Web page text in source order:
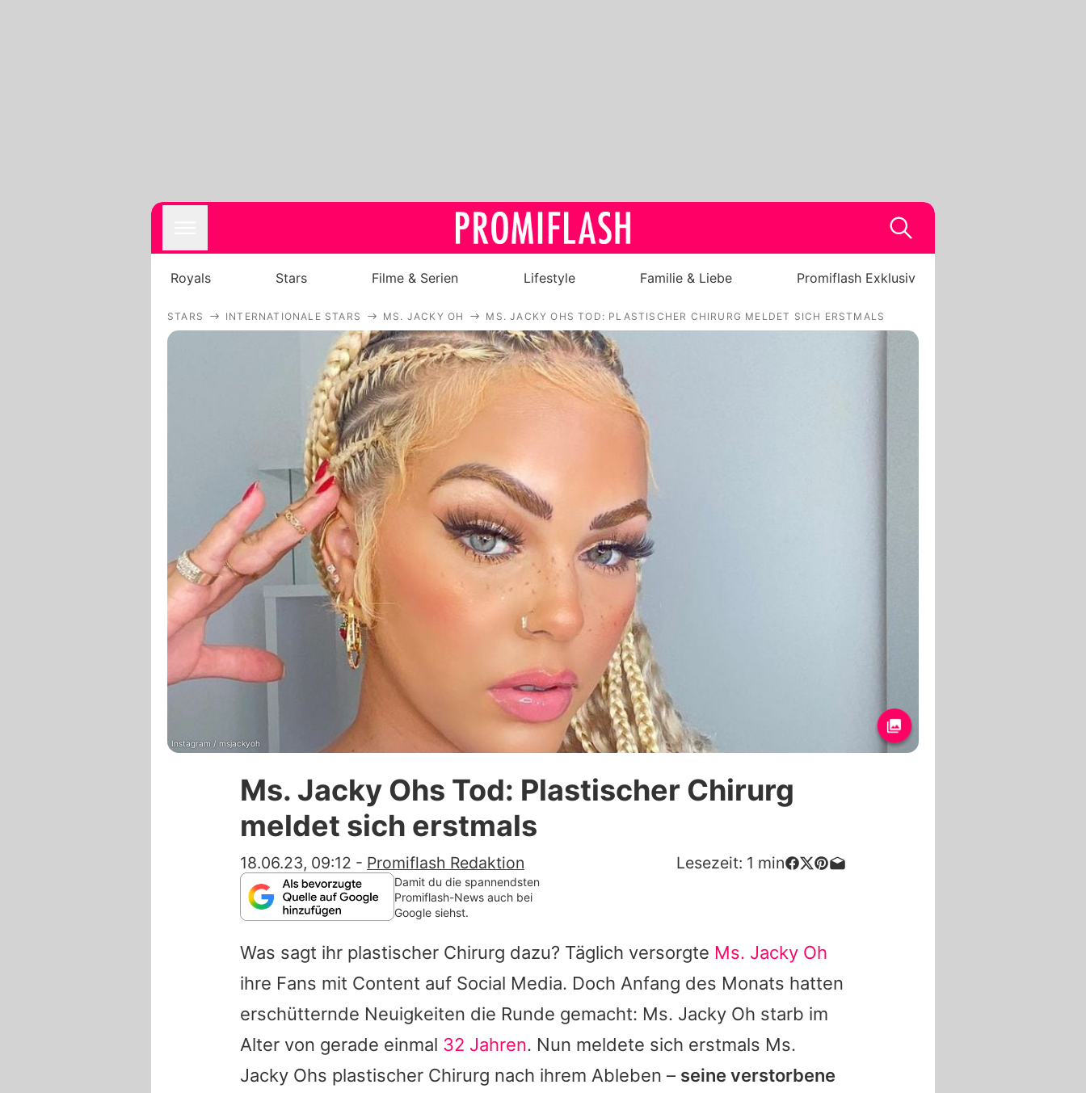
Royals
Stars
Filme & Serien
Promiflash Exklusiv
Alle Themen auf Promiflash
Jobs
App runterladen
Redaktionelle Richtlinien
Impressum
Datenschutzerklärung
Nutzungsbedingungen
Utiq verwalten
Royals Stars Filme & Serien Lifestyle Familie & Liebe Promiflash Exklusiv
STARS INTERNATIONALE STARS MS. JACKY OH MS. JACKY OHS TOD: PLASTISCHER CHIRURG MELDET SICH ERSTMALS
Instagram / msjackyoh
Ms. Jacky Ohs Tod: Plastischer Chirurg
meldet sich erstmals
18.06.23, 09:12 - Promiflash Redaktion Lesezeit: 1 min
Damit du die spannendsten
Promiflash-News auch bei
Google siehst.
Was sagt ihr plastischer Chirurg dazu? Täglich versorgte Ms. Jacky Oh
ihre Fans mit Content auf Social Media. Doch Anfang des Monats hatten
erschütternde Neuigkeiten die Runde gemacht: Ms. Jacky Oh starb im
Alter von gerade einmal 32 Jahren. Nun meldete sich erstmals Ms.
Jacky Ohs plastischer Chirurg nach ihrem Ableben – seine verstorbene